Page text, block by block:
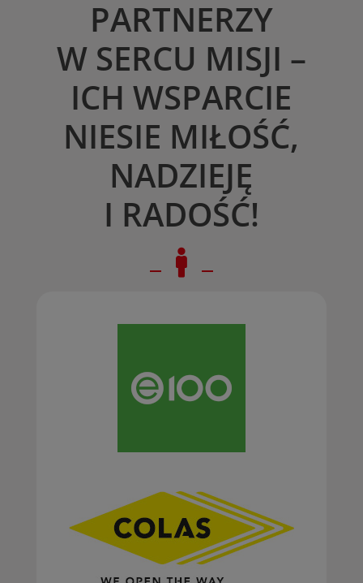
PARTNERZY
W SERCU MISJI –
ICH WSPARCIE
NIESIE MIŁOŚĆ,
NADZIEJĘ
I RADOŚĆ!
